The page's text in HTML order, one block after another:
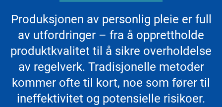
Produksjonen av personlig pleie er full
av utfordringer – fra å opprettholde
produktkvalitet til å sikre overholdelse
av regelverk. Tradisjonelle metoder
kommer ofte til kort, noe som fører til
ineffektivitet og potensielle risikoer.